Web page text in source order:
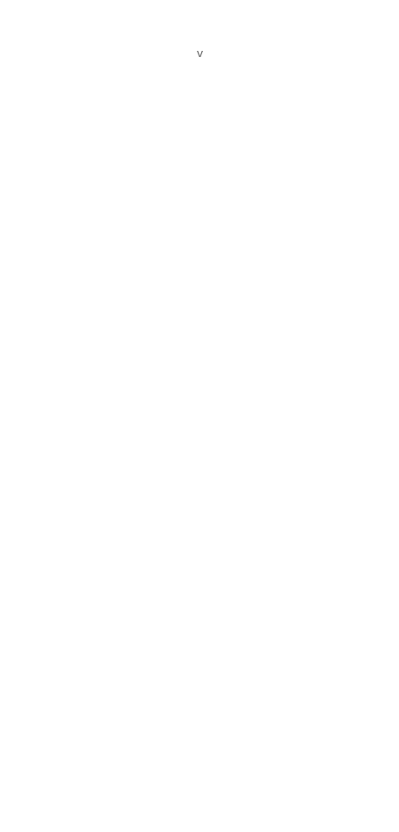
v